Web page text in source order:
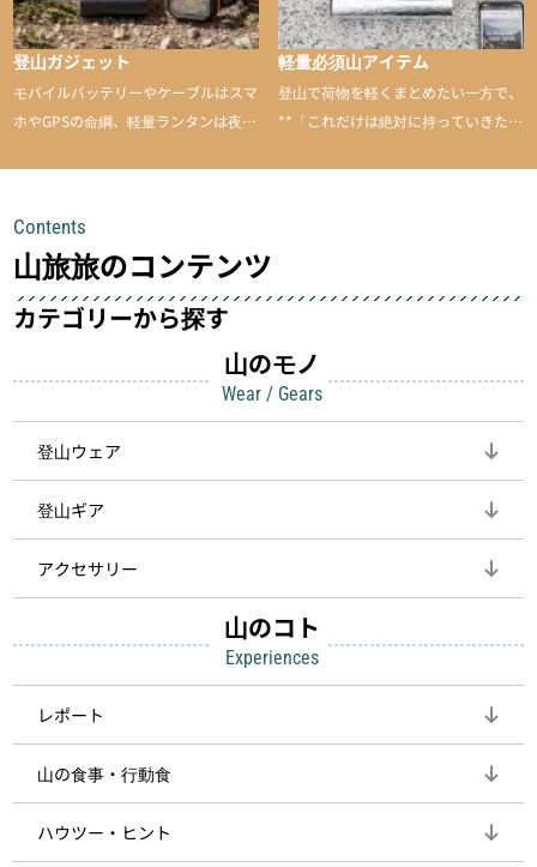
登山ガジェット
モバイルバッテリーやケーブルはスマ
ホやGPSの命綱、軽量ランタンは夜間
して安全にしてくれます
軽量必須山アイテム
登山で荷物を軽くまとめたい一方で、
**「これだけは絶対に持っていきた
Contents
山旅旅のコンテンツ
カテゴリーから探す
山のモノ
Wear / Gears
登山ウェア
登山ギア
アクセサリー
山のコト
Experiences
レポート
山の食事・行動食
ハウツー・ヒント